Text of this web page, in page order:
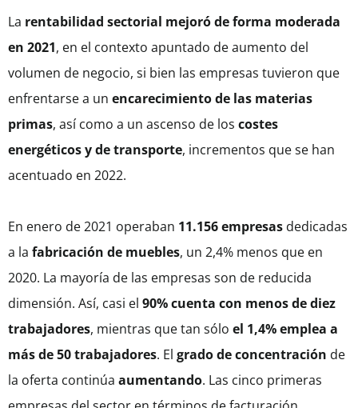
La rentabilidad sectorial mejoróde forma moderada
en 2021, en el contexto apuntado de aumento del
volumen de negocio, si bien las empresas tuvieron que
enfrentarse a un encarecimiento de las materias
primas, así como a un ascenso de los costes
energéticos y de transporte, incrementos que se han
acentuado en 2022.
En enero de 2021 operaban 11.156 empresas dedicadas
a la fabricación de muebles, un 2,4% menos que en
2020. La mayoría de las empresas son de reducida
dimensión. Así, casi el 90% cuenta con menos de diez
trabajadores, mientras que tan sólo el 1,4% emplea a
más de 50 trabajadores. El grado de concentración de
la oferta continúa aumentando. Las cinco primeras